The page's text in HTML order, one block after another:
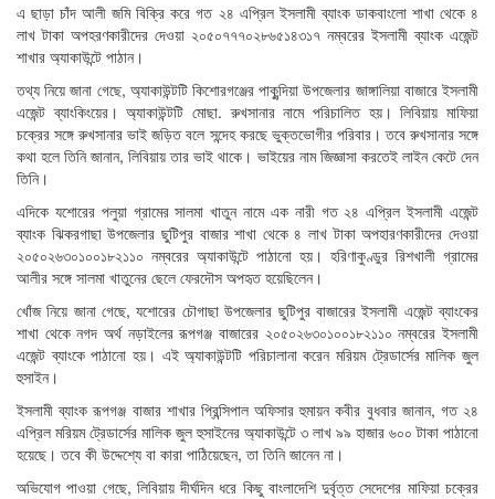
এ ছাড়া চাঁদ আলী জমি বিক্রি করে গত ২৪ এপ্রিল ইসলামী ব্যাংক ডাকবাংলো শাখা থেকে ৪
লাখ টাকা অপহরণকারীদের দেওয়া ২০৫০৭৭৭০২৮৬৫১৪৩১৭ নম্বরের ইসলামী ব্যাংক এজেন্ট
শাখার অ্যাকাউন্টে পাঠান।
তথ্য নিয়ে জানা গেছে, অ্যাকাউন্টটি কিশোরগঞ্জের পাকুন্দিয়া উপজেলার জাঙ্গালিয়া বাজারে ইসলামী
এজেন্ট ব্যাংকিংয়ের। অ্যাকাউন্টটি মোছা. রুখসানার নামে পরিচালিত হয়। লিবিয়ায় মাফিয়া
চক্রের সঙ্গে রুখসানার ভাই জড়িত বলে সন্দেহ করছে ভুক্তভোগীর পরিবার। তবে রুখসানার সঙ্গে
কথা হলে তিনি জানান, লিবিয়ায় তার ভাই থাকে। ভাইয়ের নাম জিজ্ঞাসা করতেই লাইন কেটে দেন
তিনি।
এদিকে যশোরের পলুয়া গ্রামের সালমা খাতুন নামে এক নারী গত ২৪ এপ্রিল ইসলামী এজেন্ট
ব্যাংক ঝিকরগাছা উপজেলার ছুটিপুর বাজার শাখা থেকে ৪ লাখ টাকা অপহারণকারীদের দেওয়া
২০৫০২৬৩০১০০১৮২১১০ নম্বরের অ্যাকাউন্টে পাঠানো হয়। হরিণাকুণ্ডুর রিশখালী গ্রামের
আলীর সঙ্গে সালমা খাতুনের ছেলে ফেরদৌস অপহৃত হয়েছিলেন।
খোঁজ নিয়ে জানা গেছে, যশোরের চৌগাছা উপজেলার ছুটিপুর বাজারের ইসলামী এজেন্ট ব্যাংকের
শাখা থেকে নগদ অর্থ নড়াইলের রূপগঞ্জ বাজারের ২০৫০২৬৩০১০০১৮২১১০ নম্বরের ইসলামী
এজেন্ট ব্যাংকে পাঠানো হয়। এই অ্যাকাউন্টটি পরিচালানা করেন মরিয়ম ট্রেডার্সের মালিক জুল
হুসাইন।
ইসলামী ব্যাংক রূপগঞ্জ বাজার শাখার প্রিন্সিপাল অফিসার হুমায়ন কবীর বুধবার জানান, গত ২৪
এপ্রিল মরিয়ম ট্রেডার্সের মালিক জুল হুসাইনের অ্যাকাউন্টে ৩ লাখ ৯৯ হাজার ৬০০ টাকা পাঠানো
হয়েছে। তবে কী উদ্দেশ্যে বা কারা পাঠিয়েছেন, তা তিনি জানেন না।
অভিযোগ পাওয়া গেছে, লিবিয়ায় দীর্ঘদিন ধরে কিছু বাংলাদেশি দুর্বৃত্ত সেদেশের মাফিয়া চক্রের